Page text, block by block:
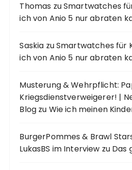
Thomas zuSmartwatches
ich von Anio 5 nur abraten
Saskia zuSmartwatches für
ich von Anio 5 nur abraten
Musterung & Wehrpflicht:
Kriegsdienstverweigerer! |
Blog zu Wie ich meinen
BurgerPommes & Brawl
LukasBS im Interview zu Das